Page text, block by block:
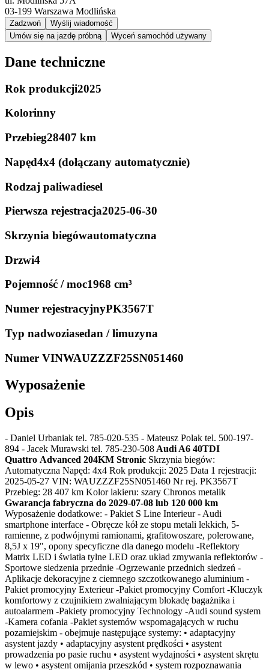
03-199 Warszawa Modlińska
Zadzwoń
Wyślij wiadomość
Umów się na jazdę próbną
Wyceń samochód używany
Dane techniczne
Rok produkcji2025
Kolorinny
Przebieg28407 km
Napęd4x4 (dołączany automatycznie)
Rodzaj paliwadiesel
Pierwsza rejestracja2025-06-30
Skrzynia biegówautomatyczna
Drzwi4
Pojemność / moc1968 cm³
Numer rejestracyjnyPK3567T
Typ nadwoziasedan / limuzyna
Numer VINWAUZZZF25SN051460
Wyposażenie
Opis
- Daniel Urbaniak tel. 785-020-535 - Mateusz Polak tel. 500-197-
894 - Jacek Murawski tel. 785-230-508 Audi A6 40TDI
Quattro Advanced 204KM Stronic Skrzynia biegów:
Automatyczna Napęd: 4x4 Rok produkcji: 2025 Data 1 rejestracji:
2025-05-27 VIN: WAUZZZF25SN051460 Nr rej. PK3567T
Przebieg: 28 407 km Kolor lakieru: szary Chronos metalik
Gwarancja fabryczna do 2029-07-08 lub 120 000 km
Wyposażenie dodatkowe: - Pakiet S Line Interieur - Audi
smartphone interface - Obręcze kół ze stopu metali lekkich, 5-
ramienne, z podwójnymi ramionami, grafitowoszare, polerowane,
8,5J x 19", opony specyficzne dla danego modelu -Reflektory
Matrix LED i światła tylne LED oraz układ zmywania reflektorów -
Sportowe siedzenia przednie -Ogrzewanie przednich siedzeń -
Aplikacje dekoracyjne z ciemnego szczotkowanego aluminium -
Pakiet promocyjny Exterieur -Pakiet promocyjny Comfort -Kluczyk
komfortowy z czujnikiem zwalniającym blokadę bagażnika i
autoalarmem -Pakiety promocyjny Technology -Audi sound system
-Kamera cofania -Pakiet systemów wspomagających w ruchu
pozamiejskim - obejmuje następujące systemy: • adaptacyjny
asystent jazdy • adaptacyjny asystent prędkości • asystent
prowadzenia po pasie ruchu • asystent wydajności • asystent skrętu
w lewo • asystent omijania przeszkód • system rozpoznawania